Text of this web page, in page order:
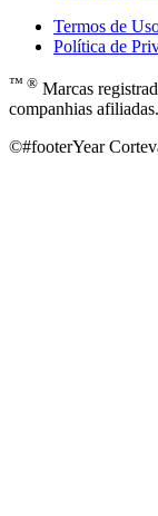
Termos de
Política de
™ ® Marcas
companhias afiliadas.
©#footerYear